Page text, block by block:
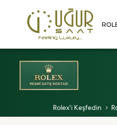
Rolex'i Keşfedin